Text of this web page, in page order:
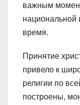
важным
национальной
время.
Принятие
привело к
религии по
построены,